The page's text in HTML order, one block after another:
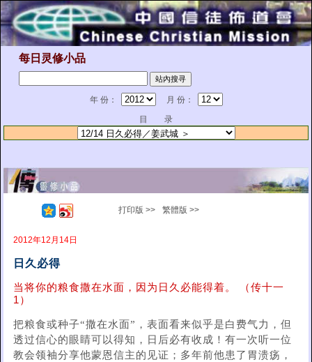
每日灵修小品
年 份：
月 份：
目 录
打印版 >> 繁體版 >>
2012年12月14日
日久必得
当将你的粮食撒在水面，因为日久必能得着。 （传十一
1）
把粮食或种子“撒在水面”，表面看来似乎是白费气力，但
透过信心的眼睛可以得知，日后必有收成！有一次听一位
教会领袖分享他蒙恩信主的见证；多年前他患了胃溃疡，